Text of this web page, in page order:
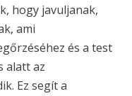
hogy javuljanak,
ami
és a test
alatt az
Ez segít a